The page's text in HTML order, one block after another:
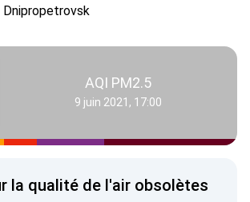
AQI PM2.5
9 juin 2021, 17:00
la qualité de l'air obsolètes